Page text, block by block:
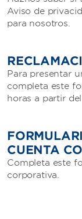
Aviso de
para nosotros.
Para presentar
completa este
horas a partir
CUENTA
Completa este
corporativa.